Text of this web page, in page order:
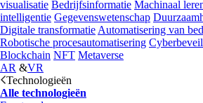
visualisatie Bedrijfsinformatie Machinaal
intelligentie Gegevenswetenschap
Digitale transformatie Automatisering van
Robotische procesautomatisering
Blockchain NFT Metaverse
AR &VR
Technologieën
Alle technologieën